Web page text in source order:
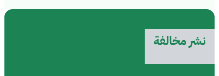
نشر مخالفة